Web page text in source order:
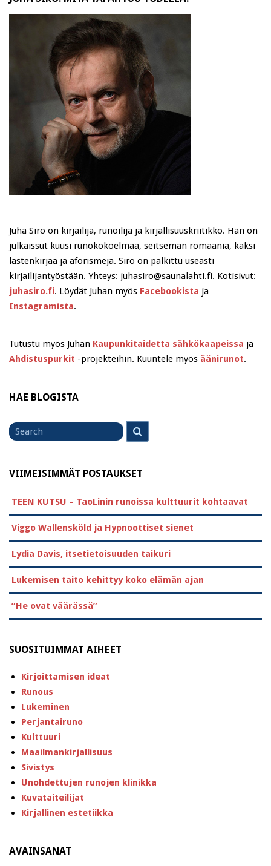
Juha Siro on kirjailija, runoilija ja kirjallisuuskriitikko. Hän on
julkaissut kuusi runokokoelmaa, seitsemän romaania, kaksi
lastenkirjaa ja aforismeja. Siro on palkittu useasti
kirjailijantyöstään. Yhteys: juhasiro@saunalahti.fi. Kotisivut:
juhasiro.fi. Löydät Juhan myös Facebookista ja
Instagramista.
Tutustu myös Juhan Kaupunkitaidetta sähkökaapeissa ja
Ahdistuspurkit -projekteihin. Kuuntele myös äänirunot.
HAE BLOGISTA
Search
for
VIIMEISIMMÄT POSTAUKSET
TEEN KUTSU – TaoLinin runoissa kulttuurit kohtaavat
Viggo Wallensköld ja Hypnoottiset sienet
Lydia Davis, itsetietoisuuden taikuri
Lukemisen taito kehittyy koko elämän ajan
”He ovat väärässä”
SUOSITUIMMAT AIHEET
Kirjoittamisen ideat
Runous
Lukeminen
Perjantairuno
Kulttuuri
Maailmankirjallisuus
Sivistys
Unohdettujen runojen klinikka
Kuvataiteilijat
Kirjallinen estetiikka
AVAINSANAT